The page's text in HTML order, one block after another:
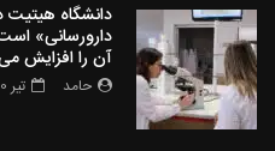
دانشگاه
دارورسانی»
آن را افزایش
حامد تیر 20, 1405